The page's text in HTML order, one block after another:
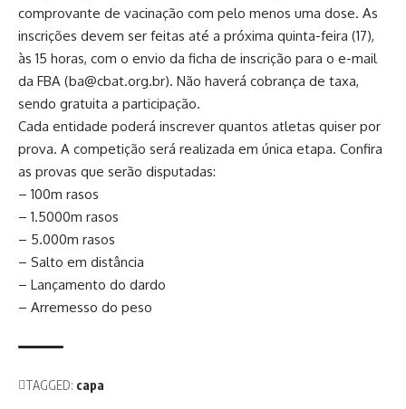
comprovante de vacinação com pelo menos uma dose. As
inscrições devem ser feitas até a próxima quinta-feira (17),
às 15 horas, com o envio da ficha de inscrição para o e-mail
da FBA (ba@cbat.org.br). Não haverá cobrança de taxa,
sendo gratuita a participação.
Cada entidade poderá inscrever quantos atletas quiser por
prova. A competição será realizada em única etapa. Confira
as provas que serão disputadas:
– 100m rasos
– 1.5000m rasos
– 5.000m rasos
– Salto em distância
– Lançamento do dardo
– Arremesso do peso
TAGGED: capa